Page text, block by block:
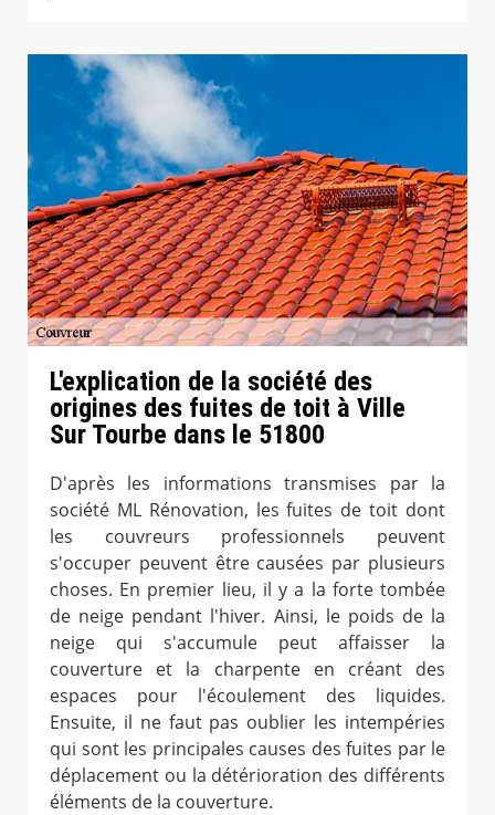
L'explication de la société des
origines des fuites de toit à Ville
Sur Tourbe dans le 51800
D'après les informations transmises par la
société ML Rénovation, les fuites de toit dont
les couvreurs professionnels peuvent
s'occuper peuvent être causées par plusieurs
choses. En premier lieu, il y a la forte tombée
de neige pendant l'hiver. Ainsi, le poids de la
neige qui s'accumule peut affaisser la
couverture et la charpente en créant des
espaces pour l'écoulement des liquides.
Ensuite, il ne faut pas oublier les intempéries
qui sont les principales causes des fuites par le
déplacement ou la détérioration des différents
éléments de la couverture.